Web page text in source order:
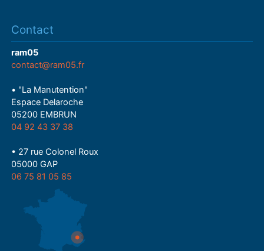
Contact
ram05
contact@ram05.fr
• "La Manutention"
Espace Delaroche
05200 EMBRUN
04 92 43 37 38
• 27 rue Colonel Roux
05000 GAP
06 75 81 05 85